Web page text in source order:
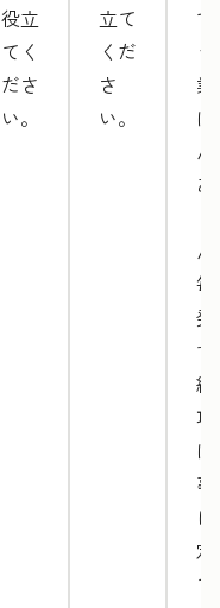
役立
てく
ださ
い。
立て
くだ
さ
い。
毎
発
納
項